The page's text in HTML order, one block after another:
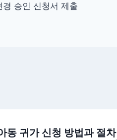
승인 신청서 제출
동 귀가 신청 방법과 절차